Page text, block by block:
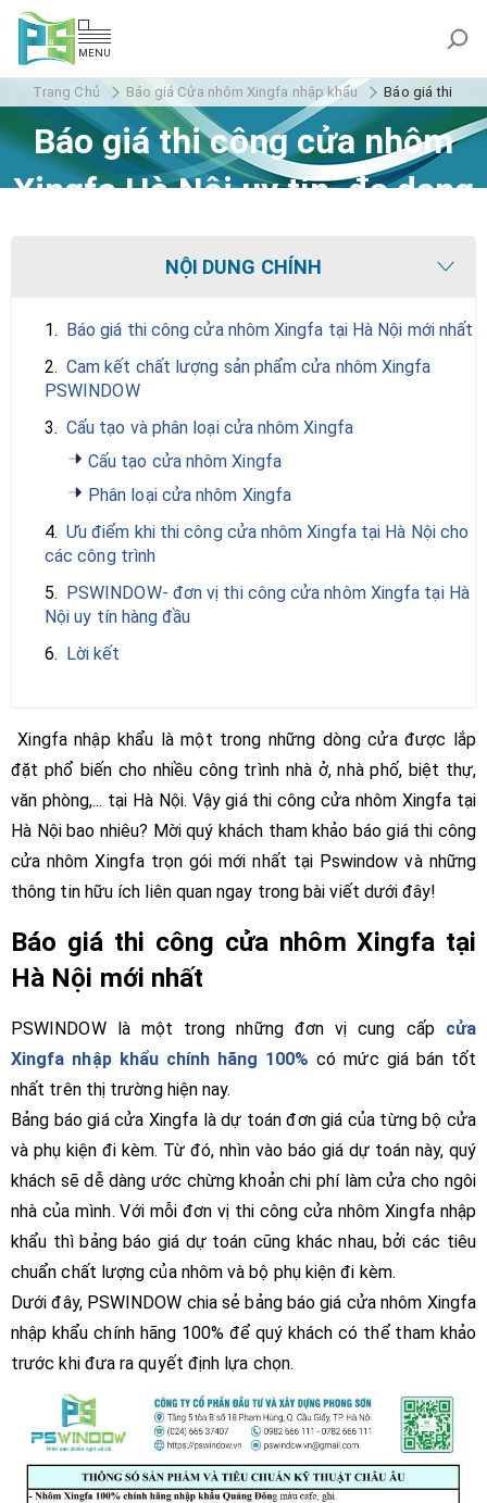
MENU
Trang Chủ Báo giá Cửa nhôm Xingfa nhập khẩu Báo giá thi
Báo giá thi công cửa nhôm
Xingfa Hà Nội uy tín, đa dạng
NỘI DUNG CHÍNH
1. Báo giá thi công cửa nhôm Xingfa tại Hà Nội mới nhất
2. Cam kết chất lượng sản phẩm cửa nhôm Xingfa
PSWINDOW
3. Cấu tạo và phân loại cửa nhôm Xingfa
Cấu tạo cửa nhôm Xingfa
Phân loại cửa nhôm Xingfa
4. Ưu điểm khi thi công cửa nhôm Xingfa tại Hà Nội cho
các công trình
5. PSWINDOW- đơn vị thi công cửa nhôm Xingfa tại Hà
Nội uy tín hàng đầu
6. Lời kết
Xingfa nhập khẩu là một trong những dòng cửa được lắp
đặt phổ biến cho nhiều công trình nhà ở, nhà phố, biệt thự,
văn phòng,... tại Hà Nội. Vậy giá thi công cửa nhôm Xingfa tại
Hà Nội bao nhiêu? Mời quý khách tham khảo báo giá thi công
cửa nhôm Xingfa trọn gói mới nhất tại Pswindow và những
thông tin hữu ích liên quan ngay trong bài viết dưới đây!
Báo giá thi công cửa nhôm Xingfa tại
Hà Nội mới nhất
PSWINDOW là một trong những đơn vị cung cấp cửa
Xingfa nhập khẩu chính hãng 100% có mức giá bán tốt
nhất trên thị trường hiện nay.
Bảng báo giá cửa Xingfa là dự toán đơn giá của từng bộ cửa
và phụ kiện đi kèm. Từ đó, nhìn vào báo giá dự toán này, quý
khách sẽ dễ dàng ước chừng khoản chi phí làm cửa cho ngôi
nhà của mình. Với mỗi đơn vị thi công cửa nhôm Xingfa nhập
khẩu thì bảng báo giá dự toán cũng khác nhau, bởi các tiêu
chuẩn chất lượng của nhôm và bộ phụ kiện đi kèm.
Dưới đây, PSWINDOW chia sẻ bảng báo giá cửa nhôm Xingfa
nhập khẩu chính hãng 100% để quý khách có thể tham khảo
trước khi đưa ra quyết định lựa chọn.